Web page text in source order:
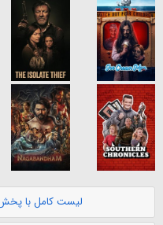
لیست کامل با پخش